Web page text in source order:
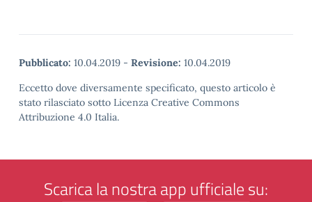
Pubblicato: 10.04.2019 - Revisione: 10.04.2019
Eccetto dove diversamente specificato, questo articolo è
stato rilasciato sotto Licenza Creative Commons
Attribuzione 4.0 Italia.
Scarica la nostra app ufficiale su: